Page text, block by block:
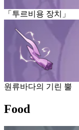
「투르비용 장치」
원류바다의 기린 뿔
Food